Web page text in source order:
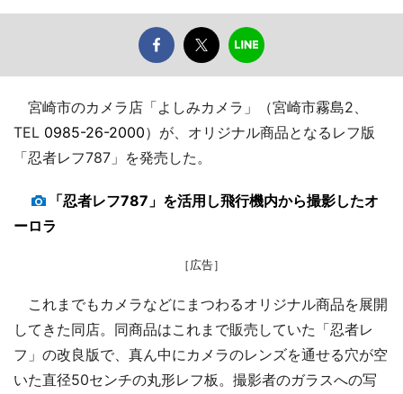
宮崎市のカメラ店「よしみカメラ」（宮崎市霧島2、
TEL 0985-26-2000）が、オリジナル商品となるレフ版
「忍者レフ787」を発売した。
「忍者レフ787」を活用し飛行機内から撮影したオ
ーロラ
［広告］
これまでもカメラなどにまつわるオリジナル商品を展開
してきた同店。同商品はこれまで販売していた「忍者レ
フ」の改良版で、真ん中にカメラのレンズを通せる穴が空
いた直径50センチの丸形レフ板。撮影者のガラスへの写